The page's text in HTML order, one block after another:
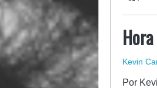
Kevin
Por